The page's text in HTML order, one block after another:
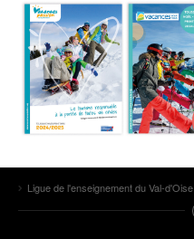
Ligue de l'enseignement du Val-d'Oise